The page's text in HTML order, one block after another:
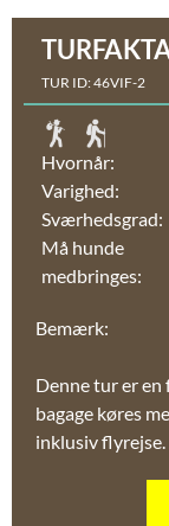
TUR ID: 46VIF-2
Hvornår:
Varighed:
Sværhedsgrad:
Må hunde
medbringes:
Bemærk:
Denne tur er
bagage køres
inklusiv flyrejse.